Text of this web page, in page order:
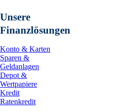
Unsere
Finanzlösungen
Konto & Karten
Sparen &
Geldanlagen
Depot &
Wertpapiere
Kredit
Ratenkredit